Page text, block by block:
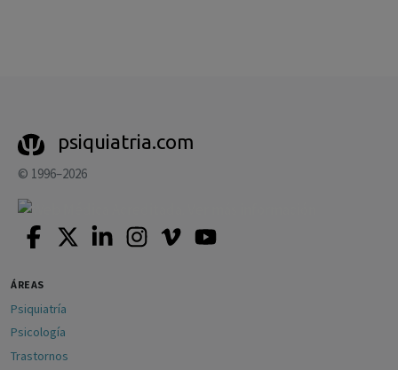
psiquiatria.com
© 1996–2026
ÁREAS
Psiquiatría
Psicología
Trastornos